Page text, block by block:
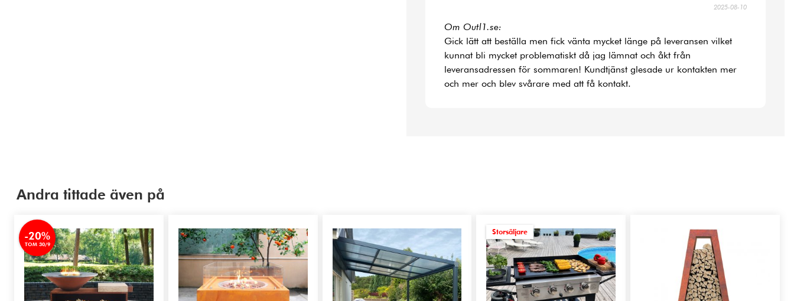
2025-08-10
Om Outl1.se:
Gick lätt att beställa men fick vänta mycket länge på leveransen vilket
kunnat bli mycket problematiskt då jag lämnat och åkt från
leveransadressen för sommaren! Kundtjänst glesade ur kontakten mer
och mer och blev svårare med att få kontakt.
Andra tittade även på
-20%
TOM 30/9
Storsäljare